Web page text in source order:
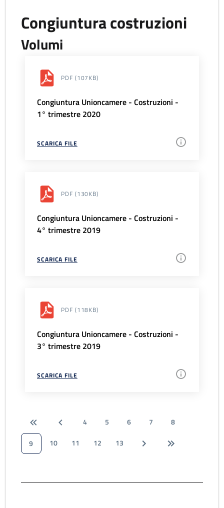
Congiuntura costruzioni
Volumi
PDF (107KB)
Congiuntura Unioncamere - Costruzioni -
1° trimestre 2020
SCARICA FILE
PDF (130KB)
Congiuntura Unioncamere - Costruzioni -
4° trimestre 2019
SCARICA FILE
PDF (118KB)
Congiuntura Unioncamere - Costruzioni -
3° trimestre 2019
SCARICA FILE
4 5 6 7
8
9
10 11 12 13